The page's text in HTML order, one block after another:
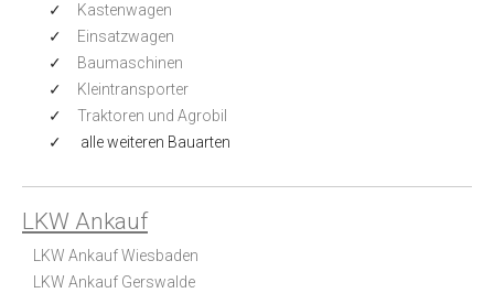
Kastenwagen
Einsatzwagen
Baumaschinen
Kleintransporter
Traktoren und Agrobil
alle weiteren Bauarten
LKW Ankauf
LKW Ankauf Wiesbaden
LKW Ankauf Gerswalde